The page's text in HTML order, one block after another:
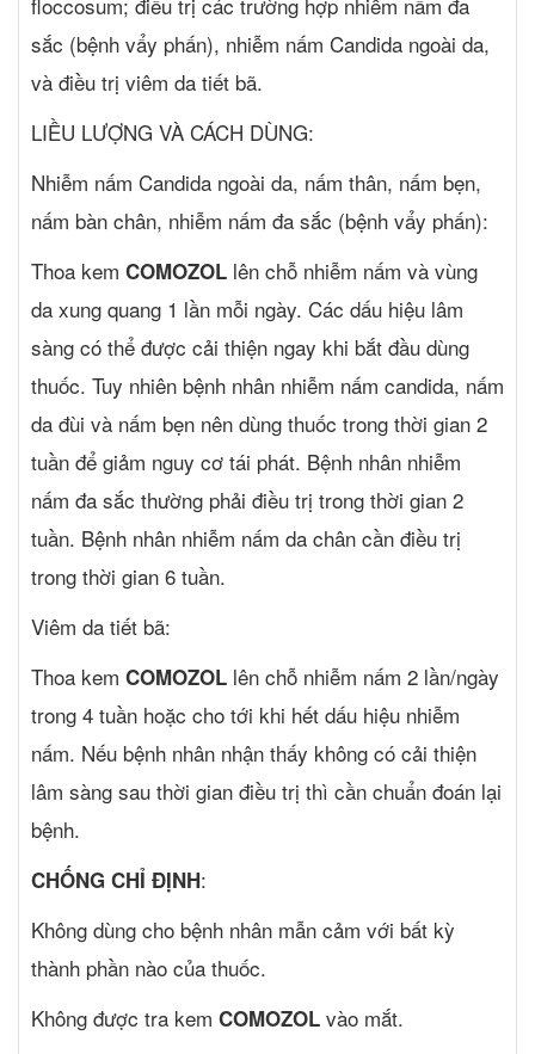
sắc (bệnh vẩy phấn), nhiễm nấm Candida ngoài da,
và điều trị viêm da tiết bã.
LIỀU LƯỢNG VÀ CÁCH DÙNG:
Nhiễm nấm Candida ngoài da, nấm thân, nấm bẹn,
nấm bàn chân, nhiễm nấm đa sắc (bệnh vẩy phấn):
Thoa kem COMOZOL lên chỗ nhiễm nấm và vùng
da xung quang 1 lần mỗi ngày. Các dấu hiệu lâm
sàng có thể được cải thiện ngay khi bắt đầu dùng
thuốc. Tuy nhiên bệnh nhân nhiễm nấm candida, nấm
da đùi và nấm bẹn nên dùng thuốc trong thời gian 2
tuần để giảm nguy cơ tái phát. Bệnh nhân nhiễm
nấm đa sắc thường phải điều trị trong thời gian 2
tuần. Bệnh nhân nhiễm nấm da chân cần điều trị
trong thời gian 6 tuần.
Viêm da tiết bã:
Thoa kem COMOZOL lên chỗ nhiễm nấm 2 lần/ngày
trong 4 tuần hoặc cho tới khi hết dấu hiệu nhiễm
nấm. Nếu bệnh nhân nhận thấy không có cải thiện
lâm sàng sau thời gian điều trị thì cần chuẩn đoán lại
bệnh.
CHỐNG CHỈ ĐỊNH:
Không dùng cho bệnh nhân mẫn cảm với bất kỳ
thành phần nào của thuốc.
Không được tra kem COMOZOL vào mắt.